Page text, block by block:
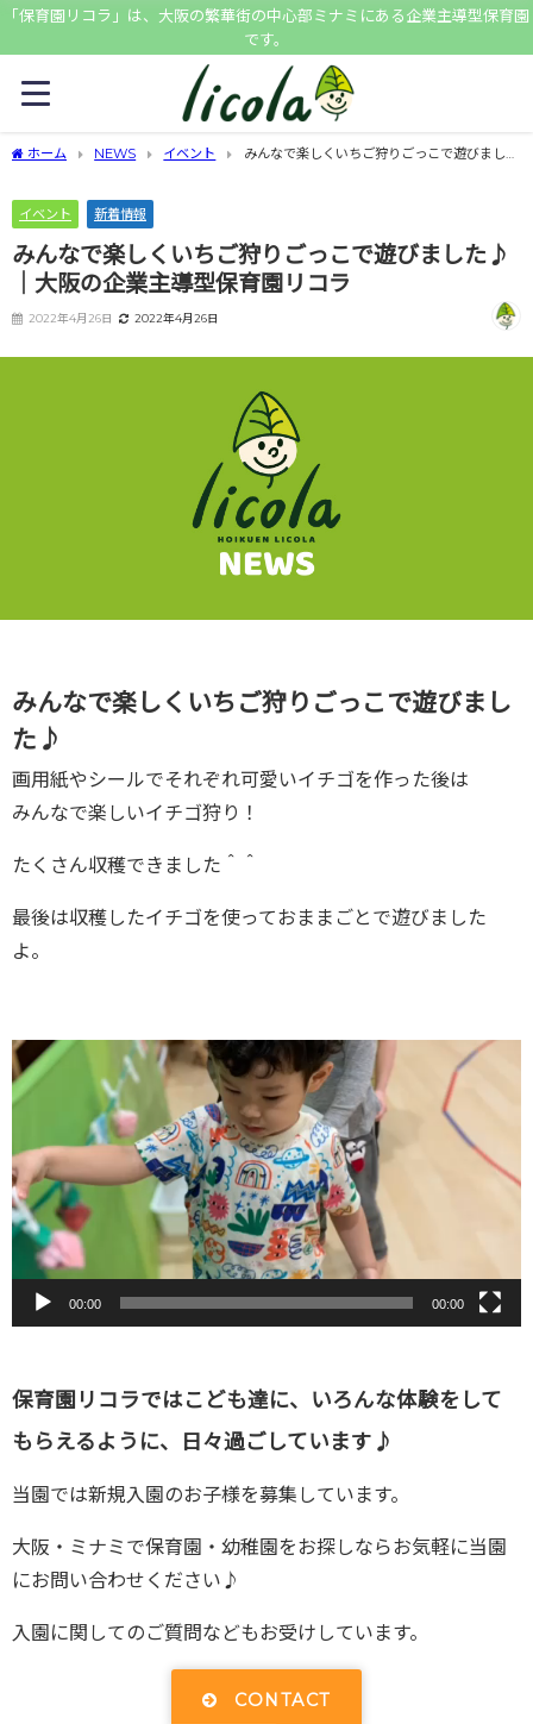
「保育園リコラ」は、大阪の繁華街の中心部ミナミにある企業主導型保育園
です。
ホーム NEWS イベント
みんなで楽しくいちご狩りごっこで遊びました
イベント 新着情報
みんなで楽しくいちご狩りごっこで遊びました♪
｜大阪の企業主導型保育園リコラ
2022年4月26日 2022年4月26日
みんなで楽しくいちご狩りごっこで遊びまし
た♪
画用紙やシールでそれぞれ可愛いイチゴを作った後は
みんなで楽しいイチゴ狩り！
たくさん収穫できました＾＾
最後は収穫したイチゴを使っておままごとで遊びました
よ。
動
画
レ
ー
ヤ
00:00 00:00
保育園リコラではこども達に、いろんな体験をして
もらえるように、日々過ごしています♪
当園では新規入園のお子様を募集しています。
大阪・ミナミで保育園・幼稚園をお探しならお気軽に当園
にお問い合わせください♪
入園に関してのご質問などもお受けしています。
CONTACT